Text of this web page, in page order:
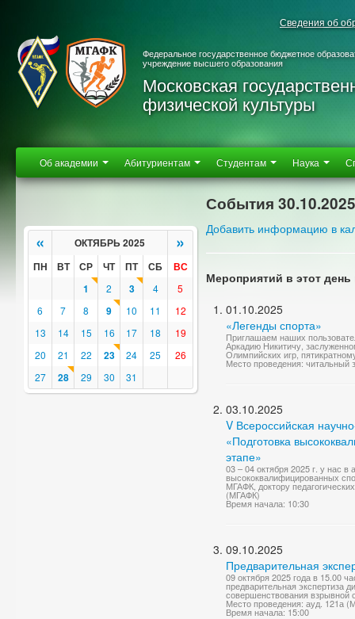
Сведения об
Федеральное государственное бюджетное
учреждение высшего образования
Московская
физической культуры
Об академии Абитуриентам Студентам Наука
« ОКТЯБРЬ 2025 »
ПН ВТ СР ЧТ ПТ СБ
ВС
1
2 3 4
5
6
7 8 9 10 11
12
13
14 15 16 17 18
19
20
21 22 23 24 25
26
27
28 29 30 31
События 30.10.2025
Добавить информацию в
Мероприятий в этот день
01.10.2025
«Легенды спорта»
Приглашаем наших
Аркадию Никитичу,
Олимпийских игр,
Место проведения: читальный
03.10.2025
V Всероссийская
«Подготовка
этапе»
03 – 04 октября 2025 г. у нас
высококвалифицированных
МГАФК, доктору
(МГАФК)
Время начала: 10:30
09.10.2025
Предварительная
09 октября 2025 года в 15.00
предварительная экспертиза
совершенствования взрывной
Место проведения: ауд. 121а
Время начала: 15:00